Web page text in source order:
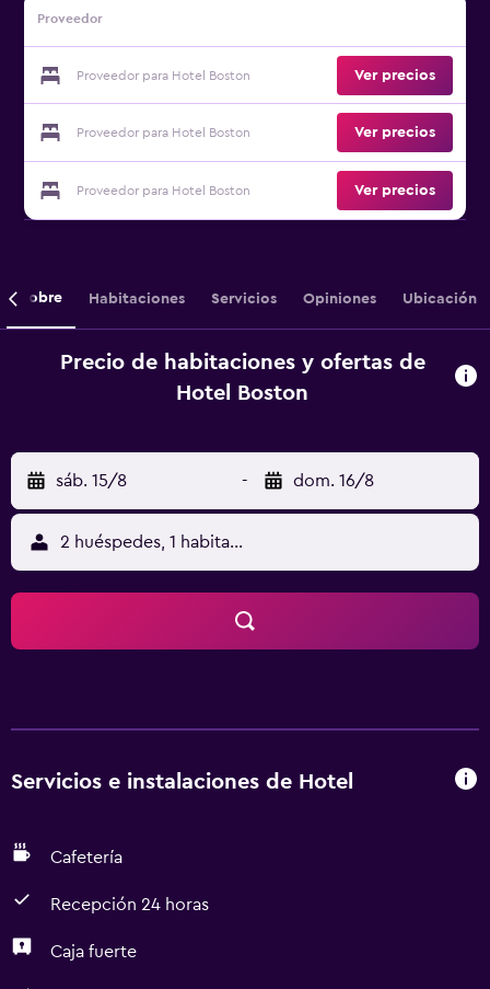
Proveedor
Proveedor para Hotel Boston Ver precios
Proveedor para Hotel Boston Ver precios
Proveedor para Hotel Boston Ver precios
Sobre Habitaciones Servicios Opiniones Ubicación
Precio de habitaciones y ofertas de
Hotel Boston
sáb. 15/8 - dom. 16/8
2 huéspedes, 1 habitación
Servicios e instalaciones de Hotel
Cafetería
Recepción 24 horas
Caja fuerte